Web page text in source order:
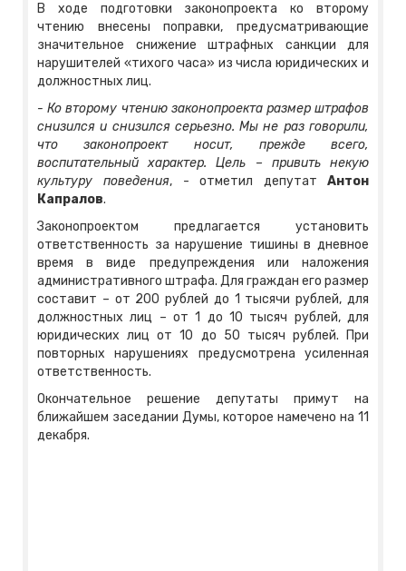
В ходе подготовки законопроекта ко второму
чтению внесены поправки, предусматривающие
значительное снижение штрафных санкции для
нарушителей «тихого часа» из числа юридических и
должностных лиц.
- Ко второму чтению законопроекта размер штрафов
снизился и снизился серьезно. Мы не раз говорили,
что законопроект носит, прежде всего,
воспитательный характер. Цель – привить некую
культуру поведения, - отметил депутатАнтон
Капралов.
Законопроектом предлагается установить
ответственность за нарушение тишины в дневное
время в виде предупреждения или наложения
административного штрафа. Для граждан его размер
составит – от 200 рублей до 1 тысячи рублей, для
должностных лиц – от 1 до 10 тысяч рублей, для
юридических лиц от 10 до 50 тысяч рублей. При
повторных нарушениях предусмотрена усиленная
ответственность.
Окончательное решение депутаты примут на
ближайшем заседании Думы, которое намечено на 11
декабря.